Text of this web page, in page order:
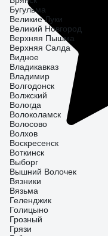
Бугульма
Великие Луки
Великий Новгород
Верхняя Пышма
Верхняя Салда
Видное
Владикавказ
Владимир
Волгодонск
Волжский
Вологда
Волоколамск
Волосово
Волхов
Воскресенск
Воткинск
Выборг
Вышний Волочек
Вязники
Вязьма
Геленджик
Голицыно
Грозный
Грязи